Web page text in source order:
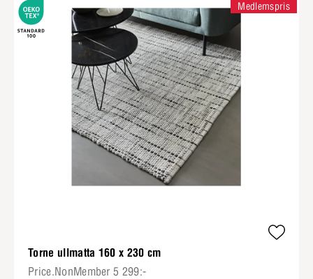
Torne ullmatta 160 x 230 cm
Price.NonMember 5 299:-
Medlemspris